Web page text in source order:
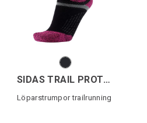
SIDAS TRAIL PROTECT
Löparstrumpor trailrunning